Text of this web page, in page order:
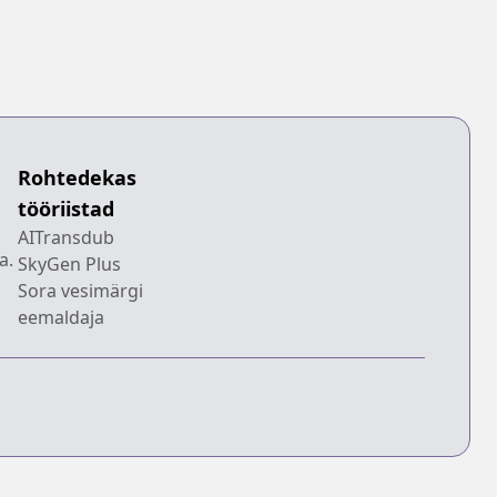
Rohtedekas
tööriistad
AITransdub
SkyGen Plus
Sora vesimärgi
eemaldaja